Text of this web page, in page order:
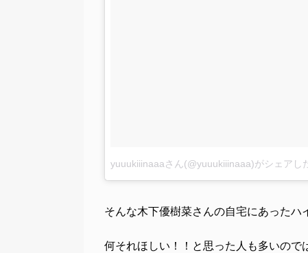
yuuukiiinaaaさん(@yuuukiiinaaa)がシェアし
そんな木下優樹菜さんの自宅にあったハ
何それほしい！！と思った人も多いので